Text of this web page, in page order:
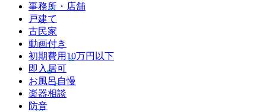
事務所・店舗
戸建て
古民家
動画付き
初期費用10万円以下
即入居可
お風呂自慢
楽器相談
防音